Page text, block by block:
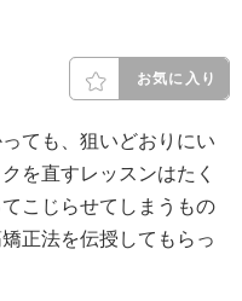
お気に入り
ても、狙いどおりにい
を直すレッスンはたく
こじらせてしまうもの
正法を伝授してもらっ